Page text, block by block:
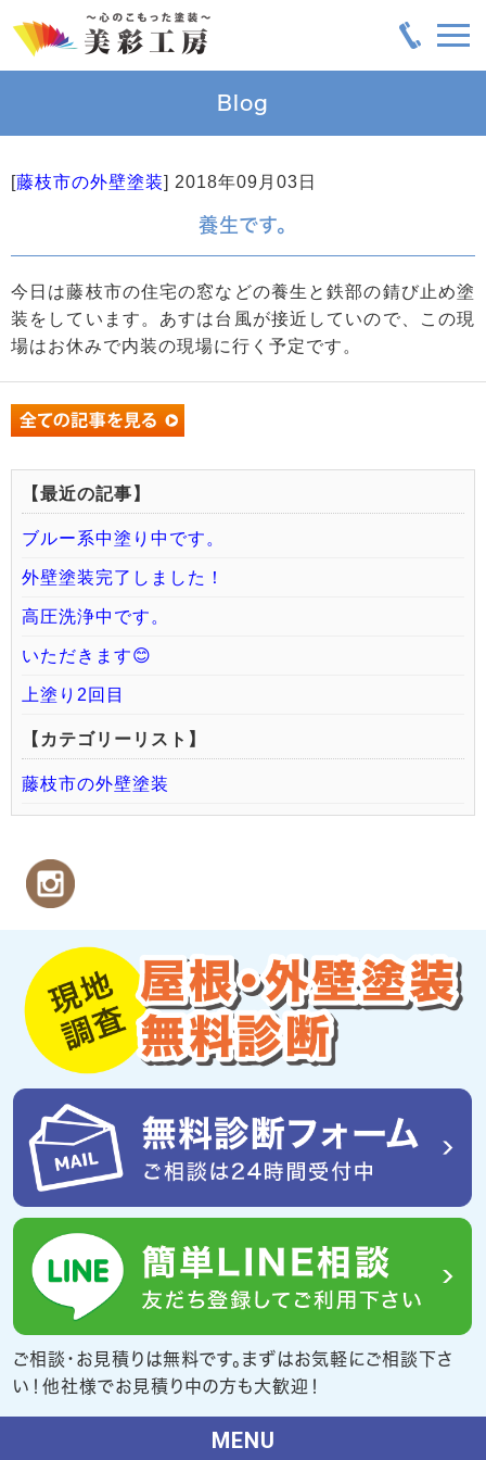
Blog
[藤枝市の外壁塗装] 2018年09月03日
養生です。
今日は藤枝市の住宅の窓などの養生と鉄部の錆び止め塗
装をしています。あすは台風が接近していので、この現
場はお休みで内装の現場に行く予定です。
【最近の記事】
ブルー系中塗り中です。
外壁塗装完了しました！
高圧洗浄中です。
いただきます😊
上塗り2回目
【カテゴリーリスト】
藤枝市の外壁塗装
ご相談・お見積りは無料です。まずはお気軽にご相談下さ
い！他社様でお見積り中の方も大歓迎！
MENU